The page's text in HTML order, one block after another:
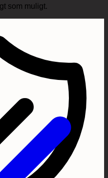
som muligt.